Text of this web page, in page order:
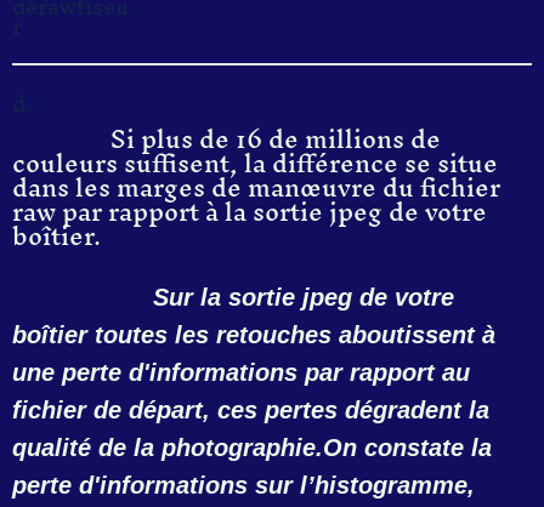
Si plus de 16 de millions de
couleurs suffisent, la différence se situe
dans les marges de manœuvre du fichier
raw par rapport à la sortie jpeg de votre
boîtier.
Sur la sortie jpeg de votre
boîtier toutes les retouches aboutissent à
une perte d'informations par rapport au
fichier de départ, ces pertes dégradent la
qualité de la photographie.On constate la
perte d'informations sur l’histogramme,